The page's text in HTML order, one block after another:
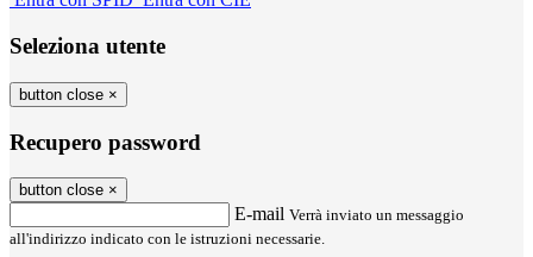
Seleziona utente
button close ×
Recupero password
button close ×
E-mail Verrà inviato un messaggio
all'indirizzo indicato con le istruzioni necessarie.